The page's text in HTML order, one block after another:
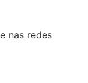
nas redes